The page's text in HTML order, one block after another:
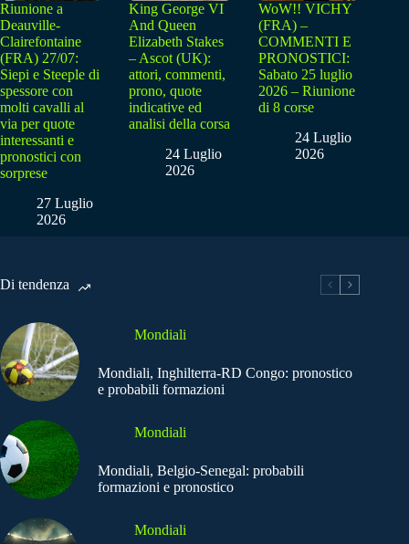
Riunione a
Deauville-
Clairefontaine
(FRA) 27/07:
Siepi e Steeple di
spessore con
molti cavalli al
via per quote
interessanti e
pronostici con
sorprese
27 Luglio
2026
King George VI
And Queen
Elizabeth Stakes
– Ascot (UK):
attori, commenti,
prono, quote
indicative ed
analisi della corsa
24 Luglio
2026
WoW!! VICHY
(FRA) –
COMMENTI E
PRONOSTICI:
Sabato 25 luglio
2026 – Riunione
di 8 corse
24 Luglio
2026
Di tendenza
Mondiali
Mondiali, Inghilterra-RD Congo: pronostico
e probabili formazioni
Mondiali
Mondiali, Belgio-Senegal: probabili
formazioni e pronostico
Mondiali